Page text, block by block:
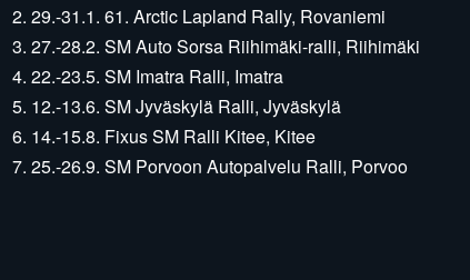
2. 29.-31.1. 61. Arctic Lapland Rally, Rovaniemi
3. 27.-28.2. SM Auto Sorsa Riihimäki-ralli, Riihimäki
4. 22.-23.5. SM Imatra Ralli, Imatra
5. 12.-13.6. SM Jyväskylä Ralli, Jyväskylä
6. 14.-15.8. Fixus SM Ralli Kitee, Kitee
7. 25.-26.9. SM Porvoon Autopalvelu Ralli, Porvoo